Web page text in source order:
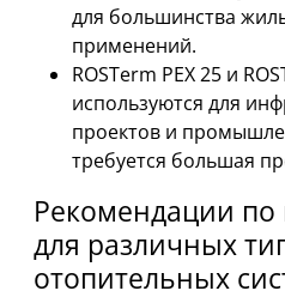
для большинства
применений.
ROSTerm PEX 25 и
используются для
проектов и
требуется большая
Рекомендации по
для различных
отопительных